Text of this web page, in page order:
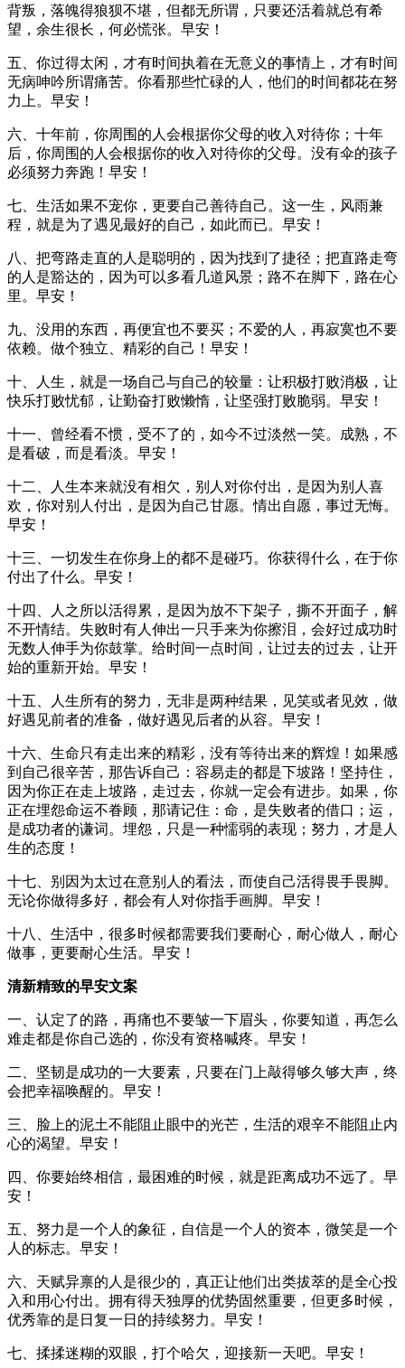
背叛，落魄得狼狈不堪，但都无所谓，只要还活着就总有希
望，余生很长，何必慌张。早安！
五、你过得太闲，才有时间执着在无意义的事情上，才有时间
无病呻吟所谓痛苦。你看那些忙碌的人，他们的时间都花在努
力上。早安！
六、十年前，你周围的人会根据你父母的收入对待你；十年
后，你周围的人会根据你的收入对待你的父母。没有伞的孩子
必须努力奔跑！早安！
七、生活如果不宠你，更要自己善待自己。这一生，风雨兼
程，就是为了遇见最好的自己，如此而已。早安！
八、把弯路走直的人是聪明的，因为找到了捷径；把直路走弯
的人是豁达的，因为可以多看几道风景；路不在脚下，路在心
里。早安！
九、没用的东西，再便宜也不要买；不爱的人，再寂寞也不要
依赖。做个独立、精彩的自己！早安！
十、人生，就是一场自己与自己的较量：让积极打败消极，让
快乐打败忧郁，让勤奋打败懒惰，让坚强打败脆弱。早安！
十一、曾经看不惯，受不了的，如今不过淡然一笑。成熟，不
是看破，而是看淡。早安！
十二、人生本来就没有相欠，别人对你付出，是因为别人喜
欢，你对别人付出，是因为自己甘愿。情出自愿，事过无悔。
早安！
十三、一切发生在你身上的都不是碰巧。你获得什么，在于你
付出了什么。早安！
十四、人之所以活得累，是因为放不下架子，撕不开面子，解
不开情结。失败时有人伸出一只手来为你擦泪，会好过成功时
无数人伸手为你鼓掌。给时间一点时间，让过去的过去，让开
始的重新开始。早安！
十五、人生所有的努力，无非是两种结果，见笑或者见效，做
好遇见前者的准备，做好遇见后者的从容。早安！
十六、生命只有走出来的精彩，没有等待出来的辉煌！如果感
到自己很辛苦，那告诉自己：容易走的都是下坡路！坚持住，
因为你正在走上坡路，走过去，你就一定会有进步。如果，你
正在埋怨命运不眷顾，那请记住：命，是失败者的借口；运，
是成功者的谦词。埋怨，只是一种懦弱的表现；努力，才是人
生的态度！
十七、别因为太过在意别人的看法，而使自己活得畏手畏脚。
无论你做得多好，都会有人对你指手画脚。早安！
十八、生活中，很多时候都需要我们要耐心，耐心做人，耐心
做事，更要耐心生活。早安！
清新精致的早安文案
一、认定了的路，再痛也不要皱一下眉头，你要知道，再怎么
难走都是你自己选的，你没有资格喊疼。早安！
二、坚韧是成功的一大要素，只要在门上敲得够久够大声，终
会把幸福唤醒的。早安！
三、脸上的泥土不能阻止眼中的光芒，生活的艰辛不能阻止内
心的渴望。早安！
四、你要始终相信，最困难的时候，就是距离成功不远了。早
安！
五、努力是一个人的象征，自信是一个人的资本，微笑是一个
人的标志。早安！
六、天赋异禀的人是很少的，真正让他们出类拔萃的是全心投
入和用心付出。拥有得天独厚的优势固然重要，但更多时候，
优秀靠的是日复一日的持续努力。早安！
七、揉揉迷糊的双眼，打个哈欠，迎接新一天吧。早安！